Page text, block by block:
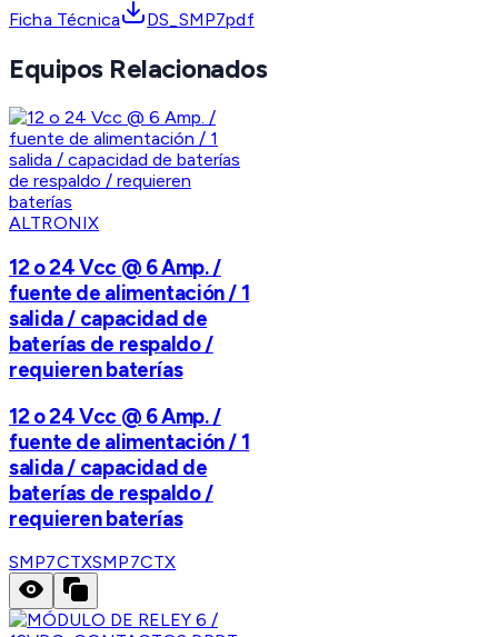
Ficha Técnica DS_SMP7pdf
Equipos Relacionados
ALTRONIX
12 o 24 Vcc @ 6 Amp. /
fuente de alimentación / 1
salida / capacidad de
baterías de respaldo /
requieren baterías
12 o 24 Vcc @ 6 Amp. /
fuente de alimentación / 1
salida / capacidad de
baterías de respaldo /
requieren baterías
SMP7CTXSMP7CTX